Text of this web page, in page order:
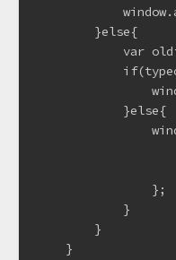
        }else{
var
            }else{
                };
            }
        }
    }